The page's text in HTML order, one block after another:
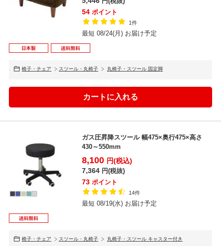
54 ポイント
1件
最短 08/24(月) お届け予定
椅子・チェア スツール・丸椅子 丸椅子・スツール 固定脚
ガス圧昇降スツール 幅475×奥行475×高さ
430～550mm
8,100 円(税込)
7,364 円(税抜)
73 ポイント
14件
最短 08/19(水) お届け予定
椅子・チェア スツール・丸椅子 丸椅子・スツール キャスター付き